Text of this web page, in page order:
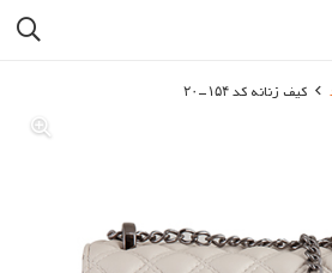
کیف زنانه کد ۱۵۴-۲۰